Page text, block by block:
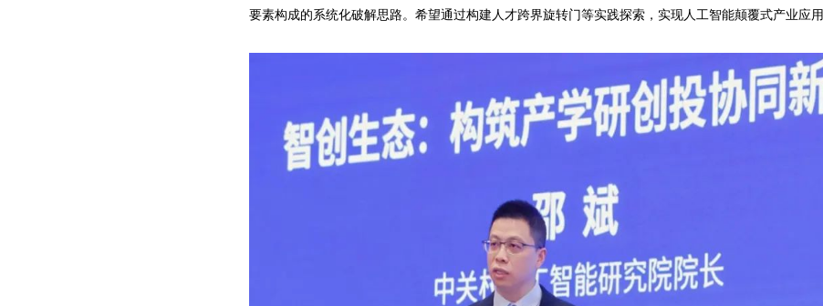
要素构成的系统化破解思路。希望通过构建人才跨界旋转门等实践探索，实现人工智能颠覆式产业应用